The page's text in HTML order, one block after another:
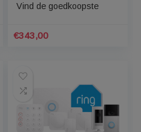
4 sensoren + Stick Up
Cam Wit
Vind de goedkoopste